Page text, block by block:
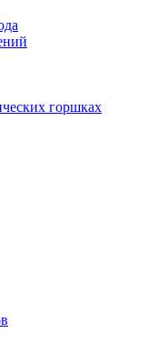
горшках